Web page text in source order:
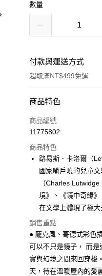
數量
付款與運送方式
超取滿NT$499免運
付款方式
信用卡一次付款
運送方式
付款後全家取貨
每筆NT$60，滿
付款後7-11取貨
宅配
每筆NT$100，滿
商品特色
商品編號
11775802
商品特色
路易斯．卡洛爾（
國家喻戶曉的兒童
（Charles
境》、《鏡中奇緣
在文學上體現了極
銷售重點
● 龐克風、哥德式彩色
可以不只是鏡子， 而
實與幻境之間來回穿梭
天，待在溫暖屋內的愛